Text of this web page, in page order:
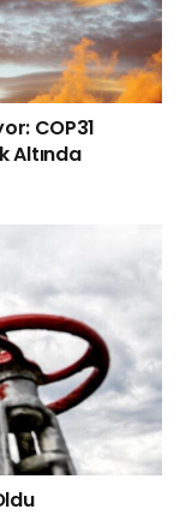
COP31
Altında